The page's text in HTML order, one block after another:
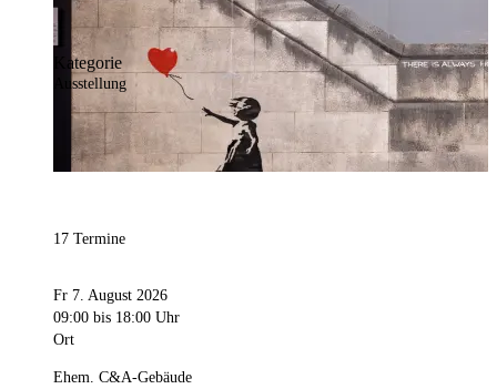
Kategorie
Ausstellung
17 Termine
Fr 7. August 2026
09:00 bis 18:00 Uhr
Ort
Ehem. C&A-Gebäude